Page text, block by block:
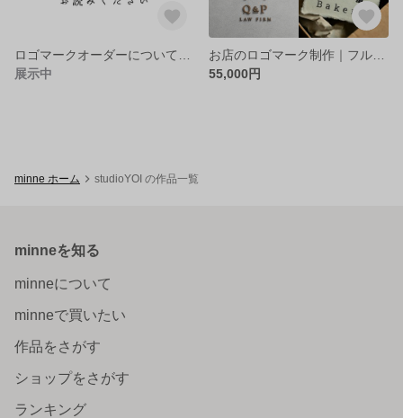
展示中
55,000円
minne ホーム studioYOI の作品一覧
minneを知る
minneについて
minneで買いたい
作品をさがす
ショップをさがす
ランキング